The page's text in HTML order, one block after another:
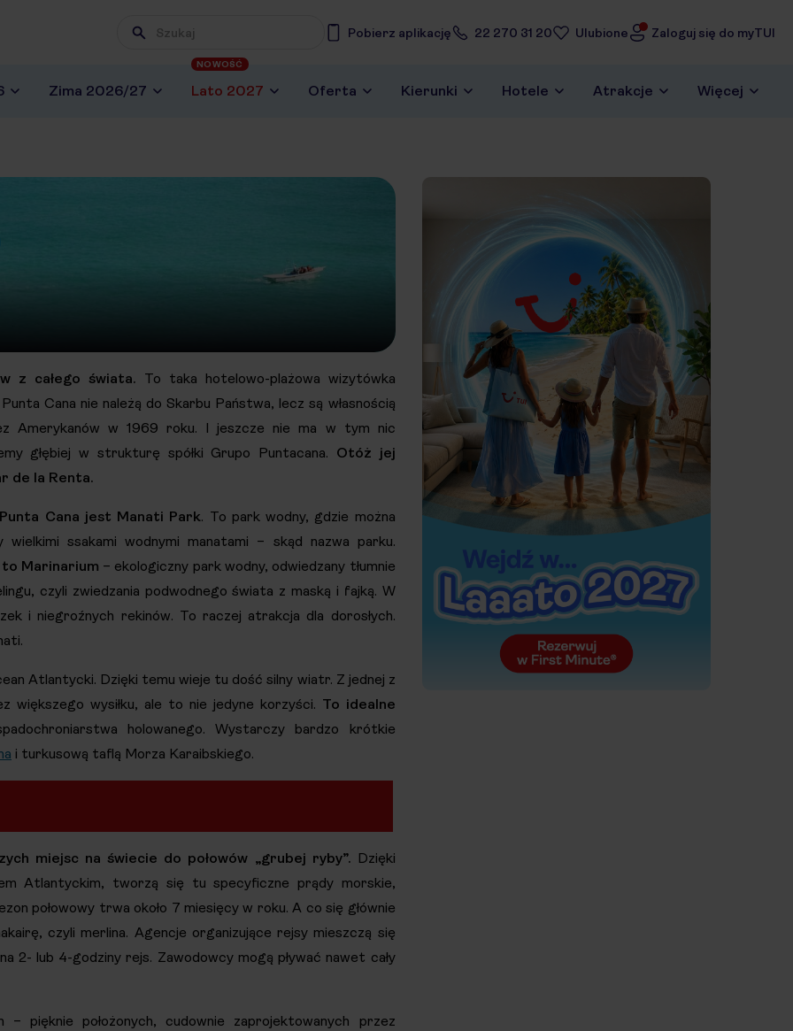
Pobierz aplikację 22 270 31 20 Ulubione Zaloguj się do myTUI
Zima 2026/27 Lato 2027
NOWOŚĆ
Oferta Kierunki Hotele Atrakcje Więcej
z całego świata. To taka hotelowo-plażowa wizytówka
Cana nie należą do Skarbu Państwa, lecz są własnością
Amerykanów w 1969 roku. I jeszcze nie ma w tym nic
głębiej w strukturę spółki Grupo Puntacana. Otóż jej
de la Renta.
Cana jest Manati Park. To park wodny, gdzie można
ssakami wodnymi manatami – skąd nazwa parku.
Marinarium – ekologiczny park wodny, odwiedzany tłumnie
czyli zwiedzania podwodnego świata z maską i fajką. W
i niegroźnych rekinów. To raczej atrakcja dla dorosłych.
Atlantycki. Dzięki temu wieje tu dość silny wiatr. Z jednej z
większego wysiłku, ale to nie jedyne korzyści. To idealne
holowanego. Wystarczy bardzo krótkie
i turkusową taflą Morza Karaibskiego.
miejsc na świecie do połowów „grubej ryby”. Dzięki
Atlantyckim, tworzą się tu specyficzne prądy morskie,
połowowy trwa około 7 miesięcy w roku. A co się głównie
czyli merlina. Agencje organizujące rejsy mieszczą się
2- lub 4-godziny rejs. Zawodowcy mogą pływać nawet cały
– pięknie położonych, cudownie zaprojektowanych przez